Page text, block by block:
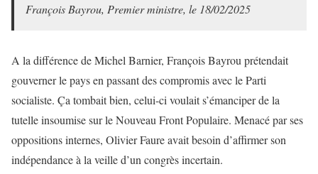
François Bayrou, Premier ministre, le 18/02/2025
A la différence de Michel Barnier, François Bayrou prétendait
gouverner le pays en passant des compromis avec le Parti
socialiste. Ça tombait bien, celui-ci voulait s’émanciper de la
tutelle insoumise sur le Nouveau Front Populaire. Menacé par ses
oppositions internes, Olivier Faure avait besoin d’affirmer son
indépendance à la veille d’un congrès incertain.